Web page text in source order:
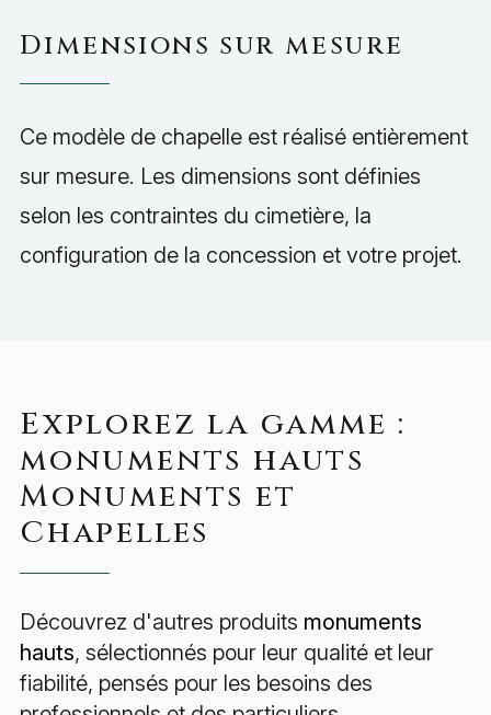
Dimensions sur mesure
Ce modèle de chapelle est réalisé entièrement
sur mesure. Les dimensions sont définies
selon les contraintes du cimetière, la
configuration de la concession et votre projet.
Explorez la gamme :
monuments hauts
Monuments et
Chapelles
Découvrez d'autres produits monuments
hauts, sélectionnés pour leur qualité et leur
fiabilité, pensés pour les besoins des